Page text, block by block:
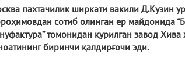
пахтачилик ширкати вакили Д.Кузин
сотиб олинган ер майдонида
томонидан қурилган завод Хива
биринчи қалдирғочи эди.